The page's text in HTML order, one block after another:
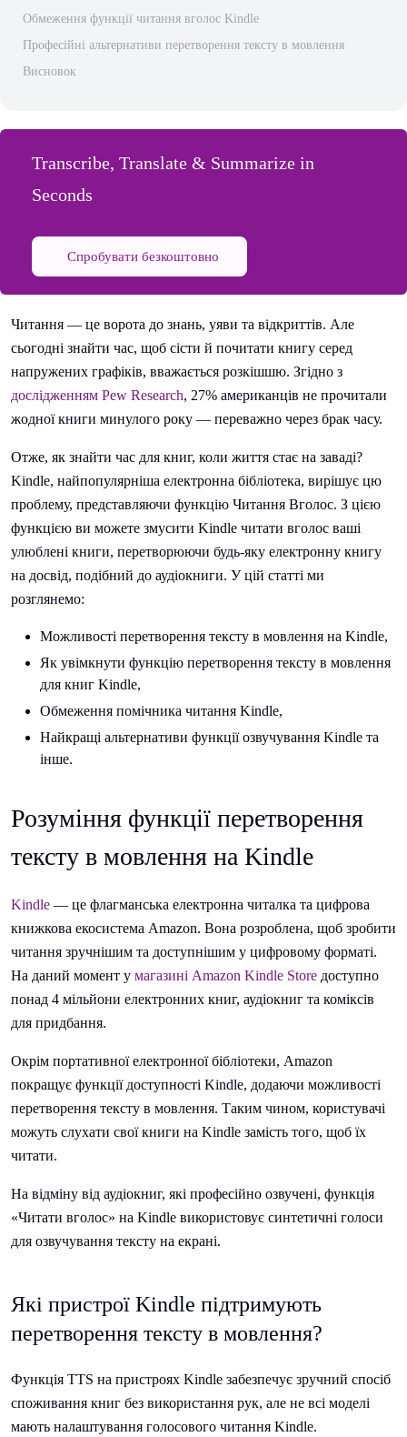
Обмеження функції читання вголос Kindle
Професійні альтернативи перетворення тексту в мовлення
Висновок
Transcribe, Translate & Summarize in
Seconds
Спробувати безкоштовно
Читання — це ворота до знань, уяви та відкриттів. Але
сьогодні знайти час, щоб сісти й почитати книгу серед
напружених графіків, вважається розкішшю. Згідно з
дослідженням Pew Research, 27% американців не прочитали
жодної книги минулого року — переважно через брак часу.
Отже, як знайти час для книг, коли життя стає на заваді?
Kindle, найпопулярніша електронна бібліотека, вирішує цю
проблему, представляючи функцію Читання Вголос. З цією
функцією ви можете змусити Kindle читати вголос ваші
улюблені книги, перетворюючи будь-яку електронну книгу
на досвід, подібний до аудіокниги. У цій статті ми
розглянемо:
Можливості перетворення тексту в мовлення на Kindle,
Як увімкнути функцію перетворення тексту в мовлення
для книг Kindle,
Обмеження помічника читання Kindle,
Найкращі альтернативи функції озвучування Kindle та
інше.
Розуміння функції перетворення
тексту в мовлення на Kindle
Kindle — це флагманська електронна читалка та цифрова
книжкова екосистема Amazon. Вона розроблена, щоб зробити
читання зручнішим та доступнішим у цифровому форматі.
На даний момент у магазині Amazon Kindle Store доступно
понад 4 мільйони електронних книг, аудіокниг та коміксів
для придбання.
Окрім портативної електронної бібліотеки, Amazon
покращує функції доступності Kindle, додаючи можливості
перетворення тексту в мовлення. Таким чином, користувачі
можуть слухати свої книги на Kindle замість того, щоб їх
читати.
На відміну від аудіокниг, які професійно озвучені, функція
«Читати вголос» на Kindle використовує синтетичні голоси
для озвучування тексту на екрані.
Які пристрої Kindle підтримують
перетворення тексту в мовлення?
Функція TTS на пристроях Kindle забезпечує зручний спосіб
споживання книг без використання рук, але не всі моделі
мають налаштування голосового читання Kindle.